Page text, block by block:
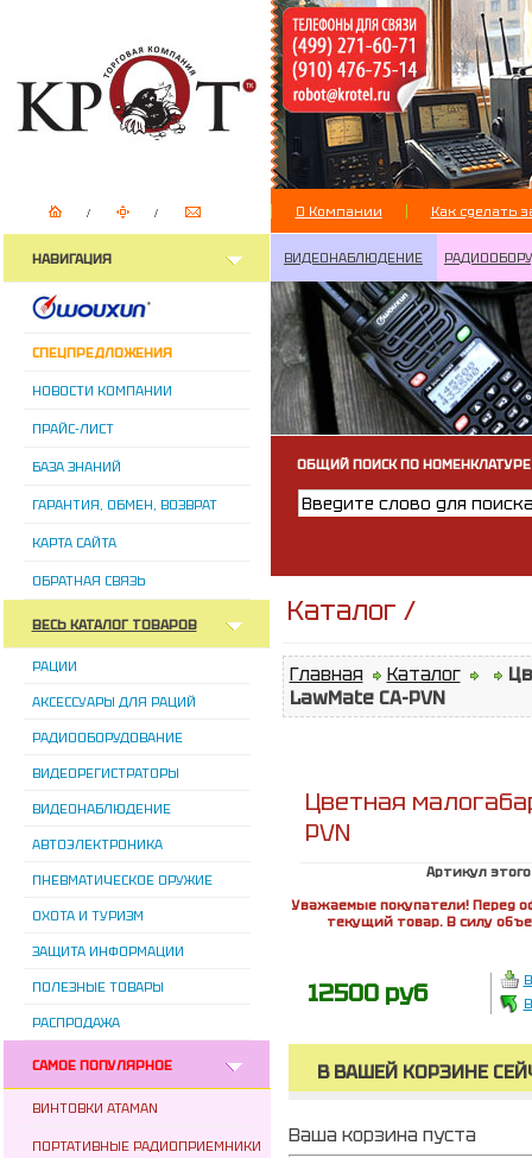
О Компании Как сделать
НАВИГАЦИЯ
СПЕЦПРЕДЛОЖЕНИЯ
НОВОСТИ КОМПАНИИ
ПРАЙС-ЛИСТ
БАЗА ЗНАНИЙ
ГАРАНТИЯ, ОБМЕН, ВОЗВРАТ
КАРТА САЙТА
ОБРАТНАЯ СВЯЗЬ
ВЕСЬ КАТАЛОГ ТОВАРОВ
РАЦИИ
АКСЕССУАРЫ ДЛЯ РАЦИЙ
РАДИООБОРУДОВАНИЕ
ВИДЕОРЕГИСТРАТОРЫ
ВИДЕОНАБЛЮДЕНИЕ
АВТОЭЛЕКТРОНИКА
ПНЕВМАТИЧЕСКОЕ ОРУЖИЕ
ОХОТА И ТУРИЗМ
ЗАЩИТА ИНФОРМАЦИИ
ПОЛЕЗНЫЕ ТОВАРЫ
РАСПРОДАЖА
САМОЕ ПОПУЛЯРНОЕ
ВИНТОВКИ ATAMAN
ПОРТАТИВНЫЕ РАДИОПРИЕМНИКИ
ВИДЕОНАБЛЮДЕНИЕ
ОБЩИЙ ПОИСК ПО НОМЕНКЛАТУРЕ
Каталог /
Главная Каталог
LawMate CA-PVN
Цветная
PVN
Артикул
Уважаемые покупатели! Перед
текущий товар. В силу
12500 руб
В ВАШЕЙ КОРЗИНЕ
Ваша корзина пуста